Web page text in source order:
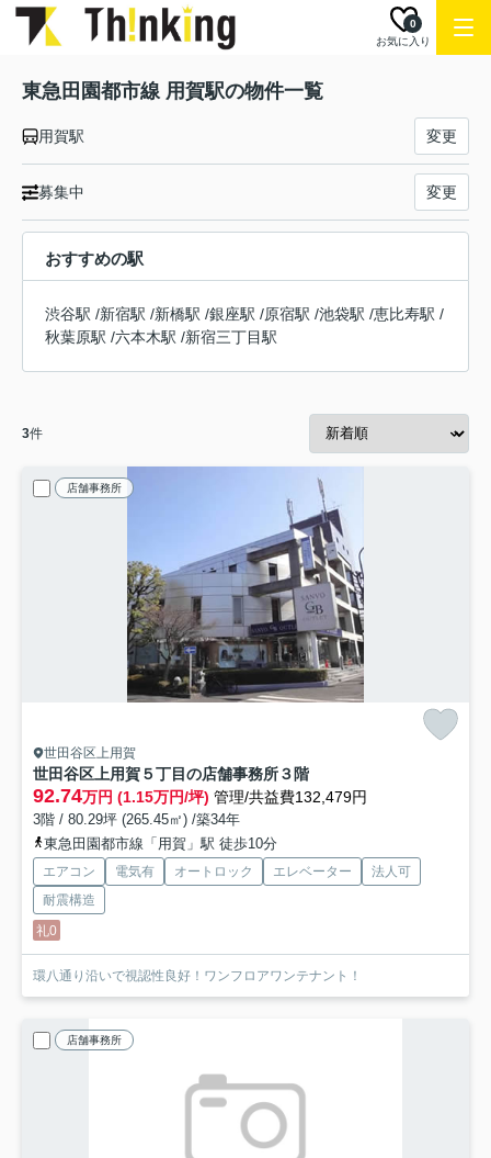
お気に入り
0
東急田園都市線 用賀駅の物件一覧
用賀駅 変更
募集中 変更
おすすめの駅
渋谷駅 /新宿駅 /新橋駅 /銀座駅 /原宿駅 /池袋駅 /恵比寿駅 /
秋葉原駅 /六本木駅 /新宿三丁目駅
3件
店舗事務所
世田谷区上用賀
世田谷区上用賀５丁目の店舗事務所３階
92.74万円 (1.15万円/坪) 管理/共益費132,479円
3階 / 80.29坪 (265.45㎡) /築34年
東急田園都市線「用賀」駅 徒歩10分
エアコン 電気有 オートロック エレベーター
法人可
耐震構造
礼0
環八通り沿いで視認性良好！ワンフロアワンテナント！
店舗事務所